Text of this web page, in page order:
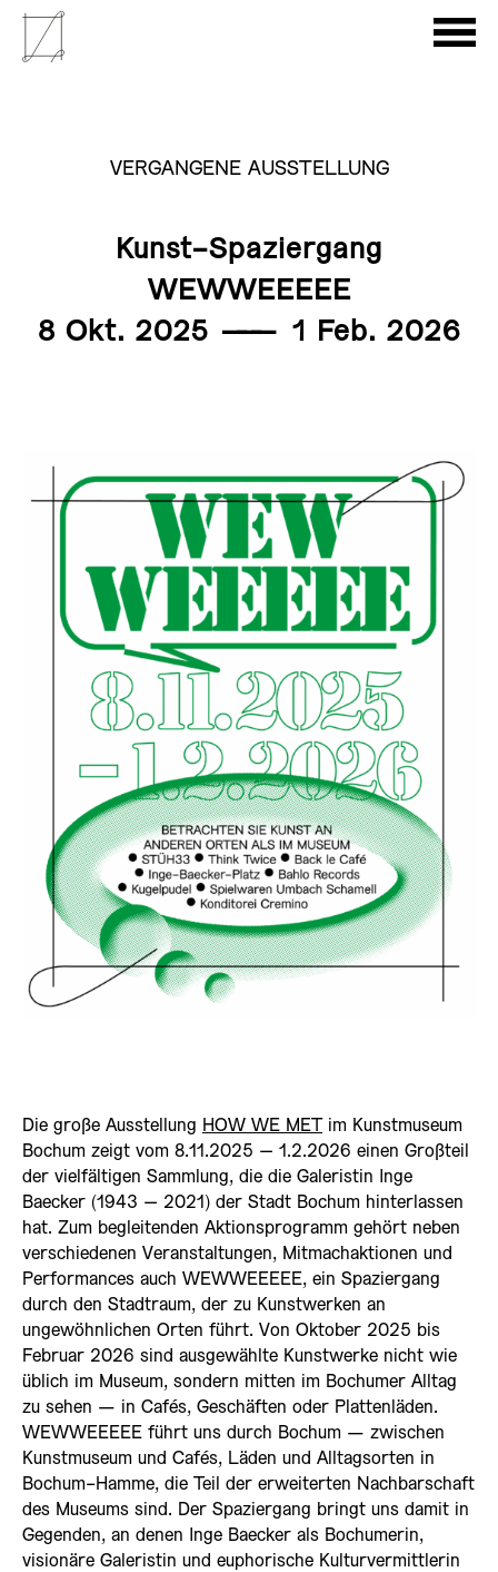
VERGANGENE AUSSTELLUNG
Kunst-Spaziergang
WEWWEEEEE
8 Okt. 2025 ——— 1 Feb. 2026
Die große Ausstellung HOW WE MET
im Kunstmuseum
Bochum zeigt vom 8.11.2025 – 1.2.2026 einen Großteil
der vielfältigen Sammlung, die die Galeristin Inge
Baecker (1943 – 2021) der Stadt Bochum hinterlassen
hat. Zum begleitenden Aktionsprogramm gehört neben
verschiedenen Veranstaltungen, Mitmachaktionen und
Performances auch WEWWEEEEE, ein Spaziergang
durch den Stadtraum, der zu Kunstwerken an
ungewöhnlichen Orten führt. Von Oktober 2025 bis
Februar 2026 sind ausgewählte Kunstwerke nicht wie
üblich im Museum, sondern mitten im Bochumer Alltag
zu sehen — in Cafés, Geschäften oder Plattenläden.
WEWWEEEEE führt uns durch Bochum — zwischen
Kunstmuseum und Cafés, Läden und Alltagsorten in
Bochum-Hamme, die Teil der erweiterten Nachbarschaft
des Museums sind. Der Spaziergang bringt uns damit in
Gegenden, an denen Inge Baecker als Bochumerin,
visionäre Galeristin und euphorische Kulturvermittlerin